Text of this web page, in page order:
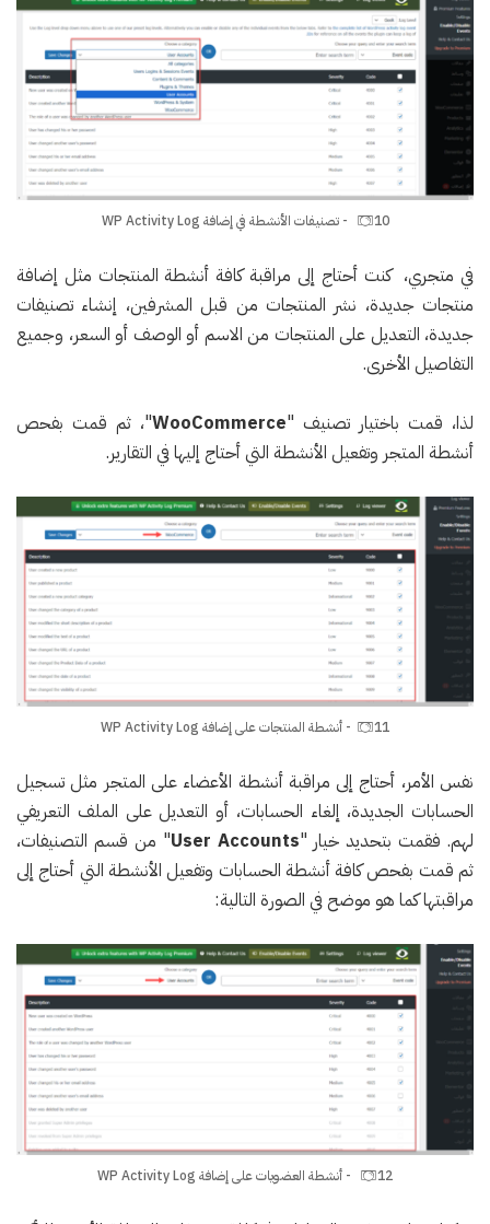
10 - تصنيفات الأنشطة في إضافة WP Activity Log
في متجري، كنت أحتاج إلى مراقبة كافة أنشطة المنتجات مثل إضافة
منتجات جديدة، نشر المنتجات من قبل المشرفين، إنشاء تصنيفات
جديدة، التعديل على المنتجات من الاسم أو الوصف أو السعر، وجميع
التفاصيل الأخرى.
لذا، قمت باختيار تصنيف "WooCommerce"، ثم قمت بفحص
أنشطة المتجر وتفعيل الأنشطة التي أحتاج إليها في التقارير.
11- أنشطة المنتجات على إضافة WP Activity Log
نفس الأمر، أحتاج إلى مراقبة أنشطة الأعضاء على المتجر مثل تسجيل
الحسابات الجديدة، إلغاء الحسابات، أو التعديل على الملف التعريفي
لهم. فقمت بتحديد خيار "User Accounts" من قسم التصنيفات،
ثم قمت بفحص كافة أنشطة الحسابات وتفعيل الأنشطة التي أحتاج إلى
مراقبتها كما هو موضح في الصورة التالية:
12 - أنشطة العضويات على إضافة WP Activity Log